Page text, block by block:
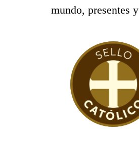
mundo, presentes